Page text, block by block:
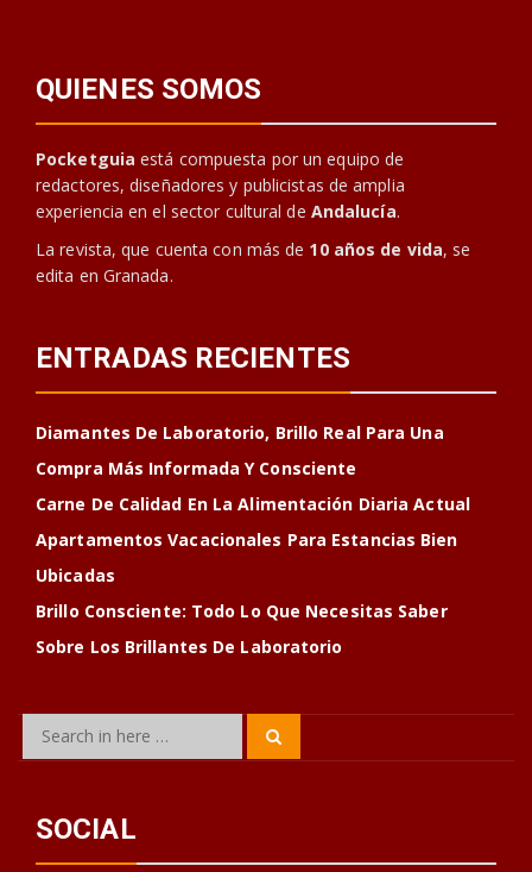
QUIENES SOMOS
Pocketguia está compuesta por un equipo de
redactores, diseñadores y publicistas de amplia
experiencia en el sector cultural de Andalucía.
La revista, que cuenta con más de 10 años de vida, se
edita en Granada.
ENTRADAS RECIENTES
Diamantes De Laboratorio, Brillo Real Para Una
Compra Más Informada Y Consciente
Carne De Calidad En La Alimentación Diaria Actual
Apartamentos Vacacionales Para Estancias Bien
Ubicadas
Brillo Consciente: Todo Lo Que Necesitas Saber
Sobre Los Brillantes De Laboratorio
Search
SOCIAL